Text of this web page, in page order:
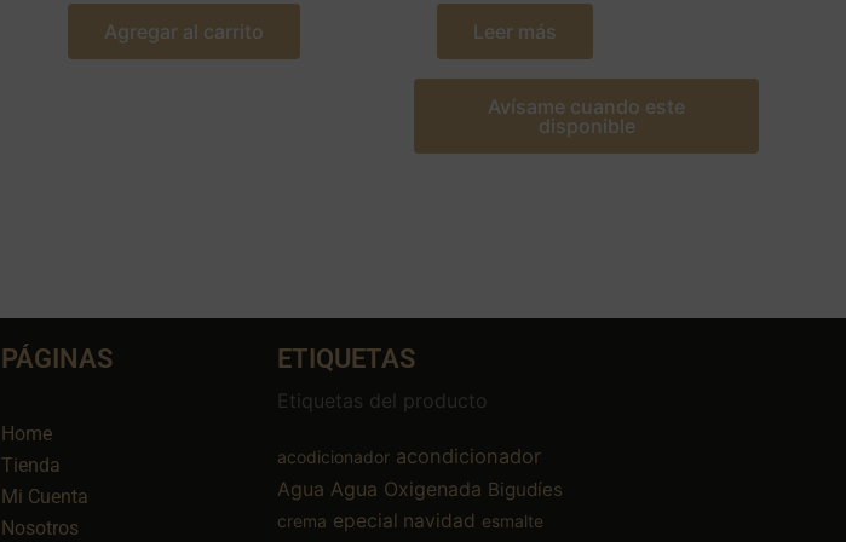
Agregar al carrito Leer más
Avísame cuando este
disponible
PÁGINAS
Home
Tienda
Mi Cuenta
Nosotros
ETIQUETAS
Etiquetas del producto
acodicionador acondicionador
Agua Agua Oxigenada Bigudíes
crema epecial navidad esmalte